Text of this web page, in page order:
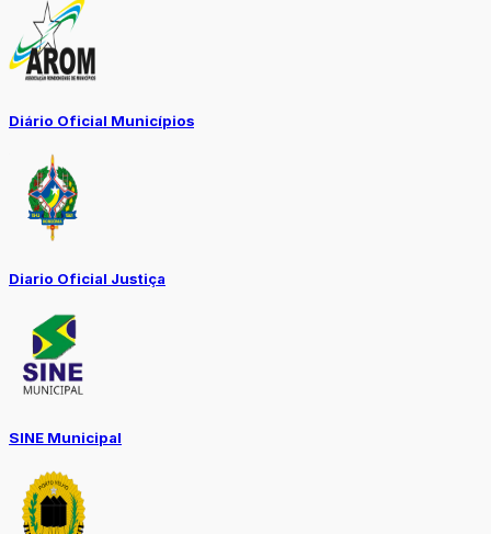
Diário Oficial Municípios
Diario Oficial Justiça
SINE Municipal